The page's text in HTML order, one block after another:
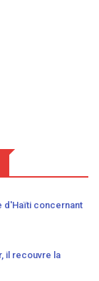
d'Haïti concernant
il recouvre la